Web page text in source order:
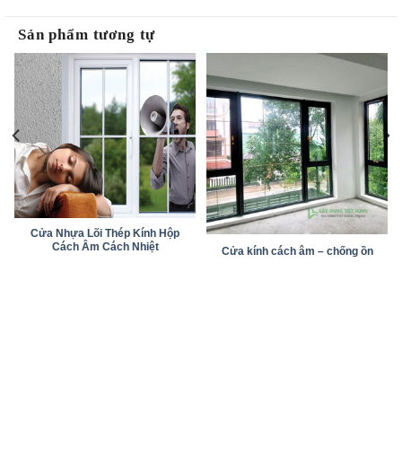
Sản phẩm tương tự
Cửa Nhựa Lõi Thép Kính Hộp
Cách Âm Cách Nhiệt
Cửa kính cách âm – chống ồn